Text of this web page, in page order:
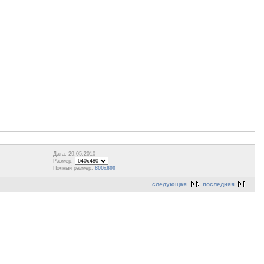
Дата: 29.05.2010
Размер:
Полный размер: 800x600
следующая последняя